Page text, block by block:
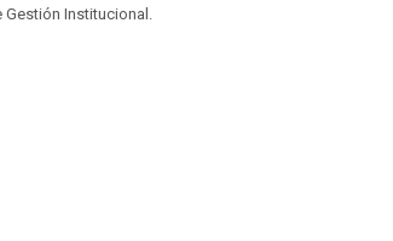
Institucional.